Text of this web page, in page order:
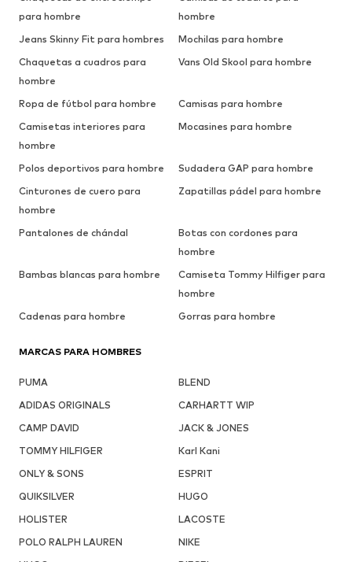
para hombre
hombre
Jeans Skinny Fit para hombres
Mochilas para hombre
Chaquetas a cuadros para
hombre
Vans Old Skool para hombre
Ropa de fútbol para hombre
Camisas para hombre
Camisetas interiores para
hombre
Mocasines para hombre
Polos deportivos para hombre
Sudadera GAP para hombre
Cinturones de cuero para
hombre
Zapatillas pádel para hombre
Pantalones de chándal
Botas con cordones para
hombre
Bambas blancas para hombre
Camiseta Tommy Hilfiger para
hombre
Cadenas para hombre
Gorras para hombre
MARCAS PARA HOMBRES
PUMA
BLEND
ADIDAS ORIGINALS
CARHARTT WIP
CAMP DAVID
JACK & JONES
TOMMY HILFIGER
Karl Kani
ONLY & SONS
ESPRIT
QUIKSILVER
HUGO
HOLISTER
LACOSTE
POLO RALPH LAUREN
NIKE